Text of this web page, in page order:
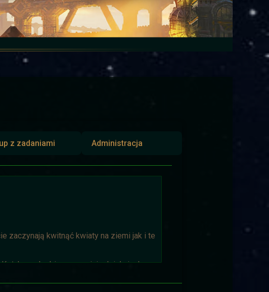
z zadaniami Administracja
zaczynają kwitnąć kwiaty na ziemi jak i te
osoba biorąca w niej udział niech